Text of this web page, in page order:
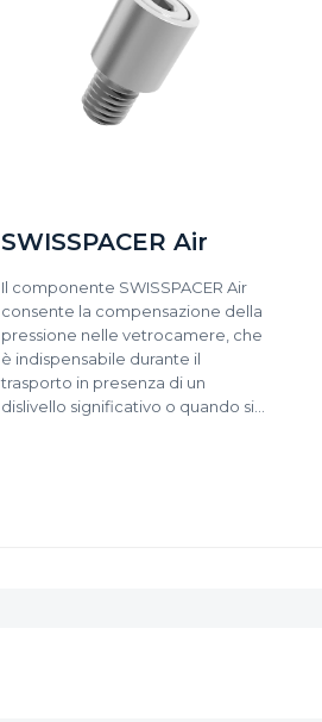
SWISSPACER Air
Il componente SWISSPACER Air
consente la compensazione della
pressione nelle vetrocamere, che
è indispensabile durante il
trasporto in presenza di un
dislivello significativo o quando si…